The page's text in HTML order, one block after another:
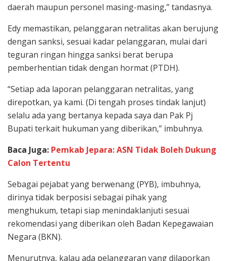
daerah maupun personel masing-masing,” tandasnya.
Edy memastikan, pelanggaran netralitas akan berujung
dengan sanksi, sesuai kadar pelanggaran, mulai dari
teguran ringan hingga sanksi berat berupa
pemberhentian tidak dengan hormat (PTDH).
“Setiap ada laporan pelanggaran netralitas, yang
direpotkan, ya kami. (Di tengah proses tindak lanjut)
selalu ada yang bertanya kepada saya dan Pak Pj
Bupati terkait hukuman yang diberikan,” imbuhnya.
Baca Juga: Pemkab Jepara: ASN Tidak Boleh Dukung
Calon Tertentu
Sebagai pejabat yang berwenang (PYB), imbuhnya,
dirinya tidak berposisi sebagai pihak yang
menghukum, tetapi siap menindaklanjuti sesuai
rekomendasi yang diberikan oleh Badan Kepegawaian
Negara (BKN).
Menurutnya, kalau ada pelanggaran yang dilaporkan